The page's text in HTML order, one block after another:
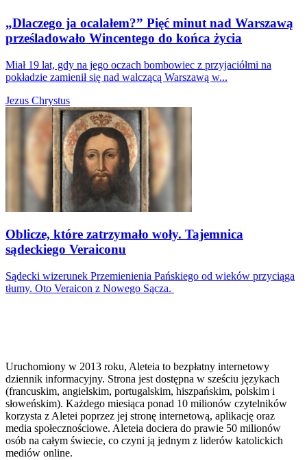
„Dlaczego ja ocalałem?” Pięć minut nad Warszawą
prześladowało Wincentego do końca życia
Miał 19 lat, gdy na jego oczach bombowiec z przyjaciółmi na
pokładzie zamienił się nad walczącą Warszawą w...
Jezus Chrystus
Oblicze, które zatrzymało woły. Tajemnica
sądeckiego Veraiconu
Sądecki wizerunek Przemienienia Pańskiego od wieków przyciąga
tłumy. Oto Veraicon z Nowego Sącza.
Uruchomiony w 2013 roku, Aleteia to bezpłatny internetowy
dziennik informacyjny. Strona jest dostępna w sześciu językach
(francuskim, angielskim, portugalskim, hiszpańskim, polskim i
słoweńskim). Każdego miesiąca ponad 10 milionów czytelników
korzysta z Aletei poprzez jej stronę internetową, aplikację oraz
media społecznościowe. Aleteia dociera do prawie 50 milionów
osób na całym świecie, co czyni ją jednym z liderów katolickich
mediów online.